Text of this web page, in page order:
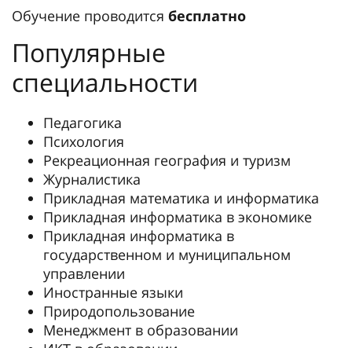
Обучение проводится бесплатно
Популярные
специальности
Педагогика
Психология
Рекреационная география и туризм
Журналистика
Прикладная математика и информатика
Прикладная информатика в экономике
Прикладная информатика в
государственном и муниципальном
управлении
Иностранные языки
Природопользование
Менеджмент в образовании